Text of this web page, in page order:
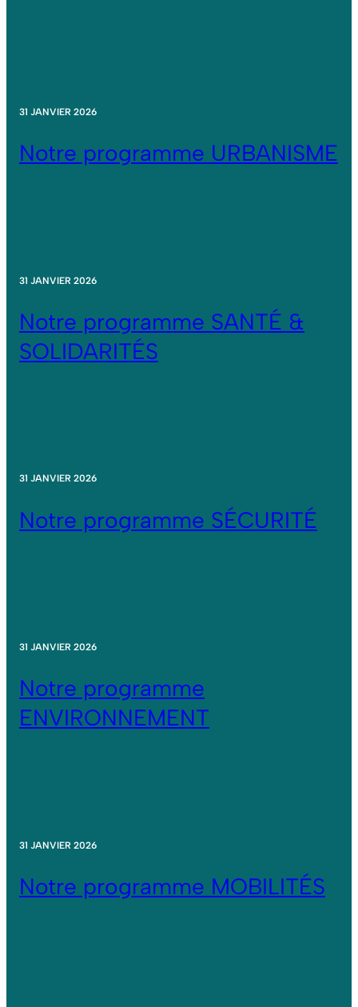
31 JANVIER 2026
Notre programme URBANISME
31 JANVIER 2026
Notre programme SANTÉ &
SOLIDARITÉS
31 JANVIER 2026
Notre programme SÉCURITÉ
31 JANVIER 2026
Notre programme
ENVIRONNEMENT
31 JANVIER 2026
Notre programme MOBILITÉS